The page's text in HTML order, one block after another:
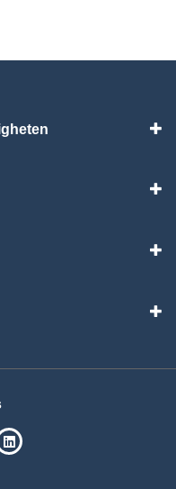
Facebook
på Instagram